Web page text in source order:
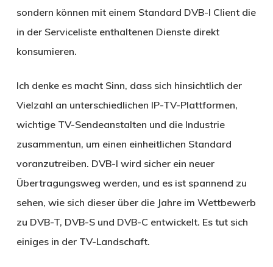
sondern können mit einem Standard DVB-I Client die
in der Serviceliste enthaltenen Dienste direkt
konsumieren.
Ich denke es macht Sinn, dass sich hinsichtlich der
Vielzahl an unterschiedlichen IP-TV-Plattformen,
wichtige TV-Sendeanstalten und die Industrie
zusammentun, um einen einheitlichen Standard
voranzutreiben. DVB-I wird sicher ein neuer
Übertragungsweg werden, und es ist spannend zu
sehen, wie sich dieser über die Jahre im Wettbewerb
zu DVB-T, DVB-S und DVB-C entwickelt. Es tut sich
einiges in der TV-Landschaft.